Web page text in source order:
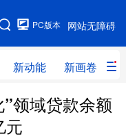
网站无障碍
PC版本
新动能 新画卷
动能 新画卷
事
领域贷款余额
元